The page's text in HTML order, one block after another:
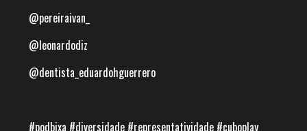
@pereiraivan_
@leonardodiz
@dentista_eduardohguerrero
#podbixa #diversidade #representatividade #cuboplay